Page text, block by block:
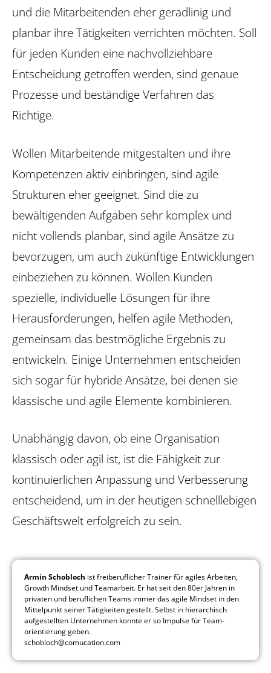
und die Mitarbeitenden eher geradlinig und
planbar ihre Tätigkeiten verrichten möchten. Soll
für jeden Kunden eine nachvollziehbare
Entscheidung getroffen werden, sind genaue
Prozesse und beständige Verfahren das
Richtige.
Wollen Mitarbeitende mitgestalten und ihre
Kompetenzen aktiv einbringen, sind agile
Strukturen eher geeignet. Sind die zu
bewältigenden Aufgaben sehr komplex und
nicht vollends planbar, sind agile Ansätze zu
bevorzugen, um auch zukünftige Entwicklungen
einbeziehen zu können. Wollen Kunden
spezielle, individuelle Lösungen für ihre
Herausforderungen, helfen agile Methoden,
gemeinsam das bestmögliche Ergebnis zu
entwickeln. Einige Unternehmen entscheiden
sich sogar für hybride Ansätze, bei denen sie
klassische und agile Elemente kombinieren.
Unabhängig davon, ob eine Organisation
klassisch oder agil ist, ist die Fähigkeit zur
kontinuierlichen Anpassung und Verbesserung
entscheidend, um in der heutigen schnelllebigen
Geschäftswelt erfolgreich zu sein.
Armin Schobloch ist freiberuflicher Trainer für agiles Arbeiten,
Growth Mindset und Teamarbeit. Er hat seit den 80er Jahren in
privaten und beruflichen Teams immer das agile Mindset in den
Mittelpunkt seiner Tätigkeiten gestellt. Selbst in hierarchisch
aufgestellten Unternehmen konnte er so Impulse für Team­
orientierung geben.
schobloch@comucation.com